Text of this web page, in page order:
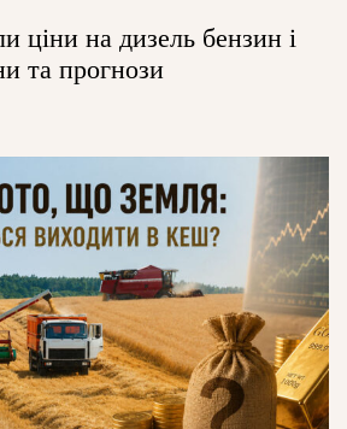
ціни на дизель бензин і
та прогнози